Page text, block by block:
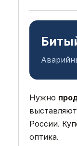
Нужно
России.
оптика.